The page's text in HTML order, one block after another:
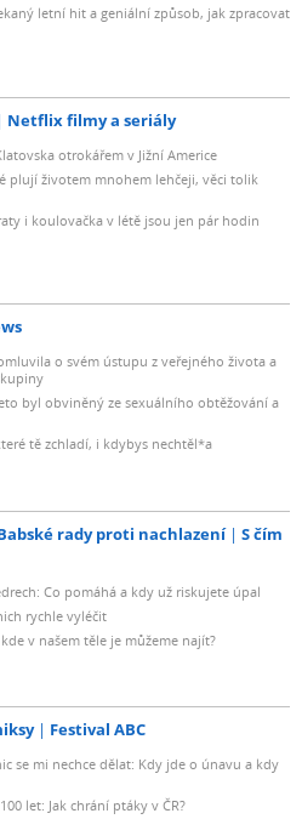
letní hit a geniální způsob, jak zpracovat
Netflix filmy a seriály
otrokářem v Jižní Americe
plují životem mnohem lehčeji, věci tolik
i koulovačka v létě jsou jen pár hodin
o svém ústupu z veřejného života a
byl obviněný ze sexuálního obtěžování a
tě zchladí, i kdybys nechtěl*a
rady proti nachlazení
S čím
Co pomáhá a kdy už riskujete úpal
rychle vyléčit
v našem těle je můžeme najít?
Festival ABC
se mi nechce dělat: Kdy jde o únavu a kdy
let: Jak chrání ptáky v ČR?